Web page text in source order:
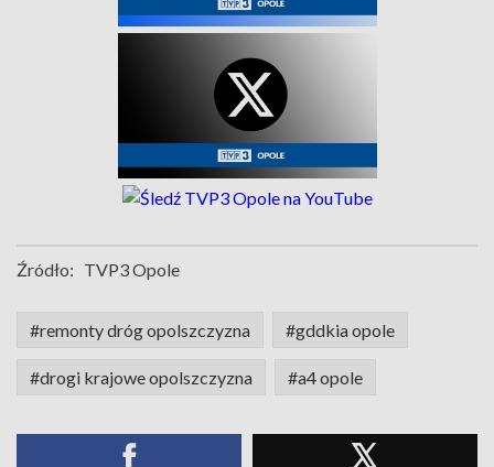
Źródło: TVP3 Opole
#remonty dróg opolszczyzna #gddkia opole
#drogi krajowe opolszczyzna #a4 opole